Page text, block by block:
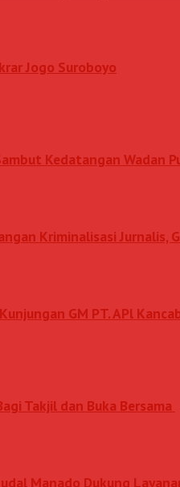
Jogo Suroboyo
Kedatangan Wadan
Kriminalisasi Jurnalis,
GM PT. APl
Takjil dan Buka Bersama
Manado Dukung